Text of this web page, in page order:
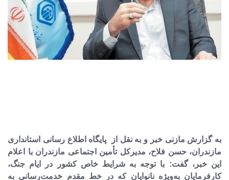
به گزارش مازنی خبر و به نقل از پایگاه اطلاع رسانی استانداری
مازندران، حسن فلاح، مدیرکل تأمین اجتماعی مازندران با اعلام
این خبر، گفت: با توجه به شرایط خاص کشور در ایام جنگ،
کارفرمایان به‌ویژه نانوایان که در خط مقدم خدمت‌رسانی به